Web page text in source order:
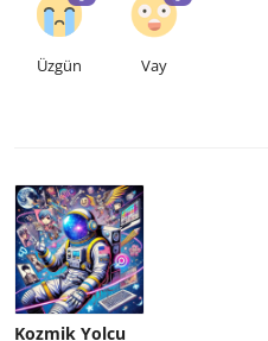
Üzgün Vay
Kozmik Yolcu